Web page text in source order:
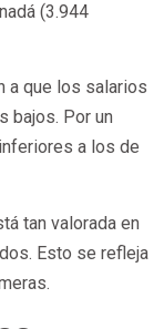
(3.944
a que los salarios
bajos. Por un
a los de
tan valorada en
Esto se refleja